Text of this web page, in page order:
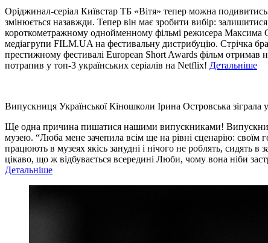
Оріджинал-серіал Київстар ТБ «Вітя» тепер можна
змінюється назавжди. Тепер він має зробити вибір:
короткометражному однойменному фільмі режисера Максима
медіагрупи FILM.UA на фестивальну дистрибуцію. Стрічка
престижному фестивалі European Short Awards фільм отримав
потрапив у топ-3 українських серіалів на Netflix! Детальніше
Випускниця Української Кіношколи Ірина Островська зіграла у
Ще одна причина пишатися нашими випускниками! Випускниця
музею. “Люба мене зачепила всім ще на рівні сценарію:
працюють в музеях якісь занудні і нічого не роблять, сидять в
цікаво, що ж відбувається всередині Люби, чому вона ніби
Детальніше